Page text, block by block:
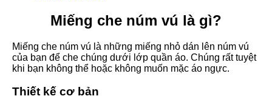
Miếng che núm vú là gì?
Miếng che núm vú là những miếng nhỏ dán lên núm vú
của bạn để che chúng dưới lớp quần áo. Chúng rất tuyệt
khi bạn không thể hoặc không muốn mặc áo ngực.
Thiết kế cơ bản